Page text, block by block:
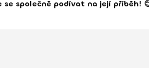
se společně podívat na její příběh!